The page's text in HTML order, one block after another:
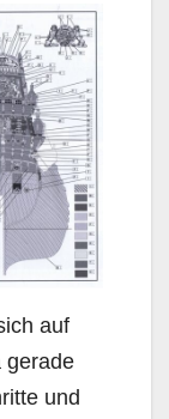
auf
gerade
und